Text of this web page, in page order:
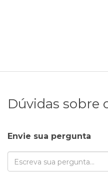
Dúvidas sobre
Envie sua pergunta